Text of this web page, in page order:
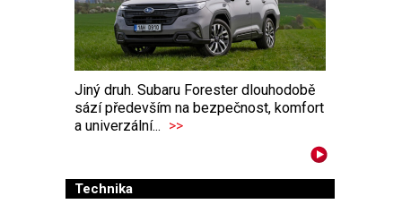
Jiný druh. Subaru Forester dlouhodobě
sází především na bezpečnost, komfort
a univerzální... >>
Technika